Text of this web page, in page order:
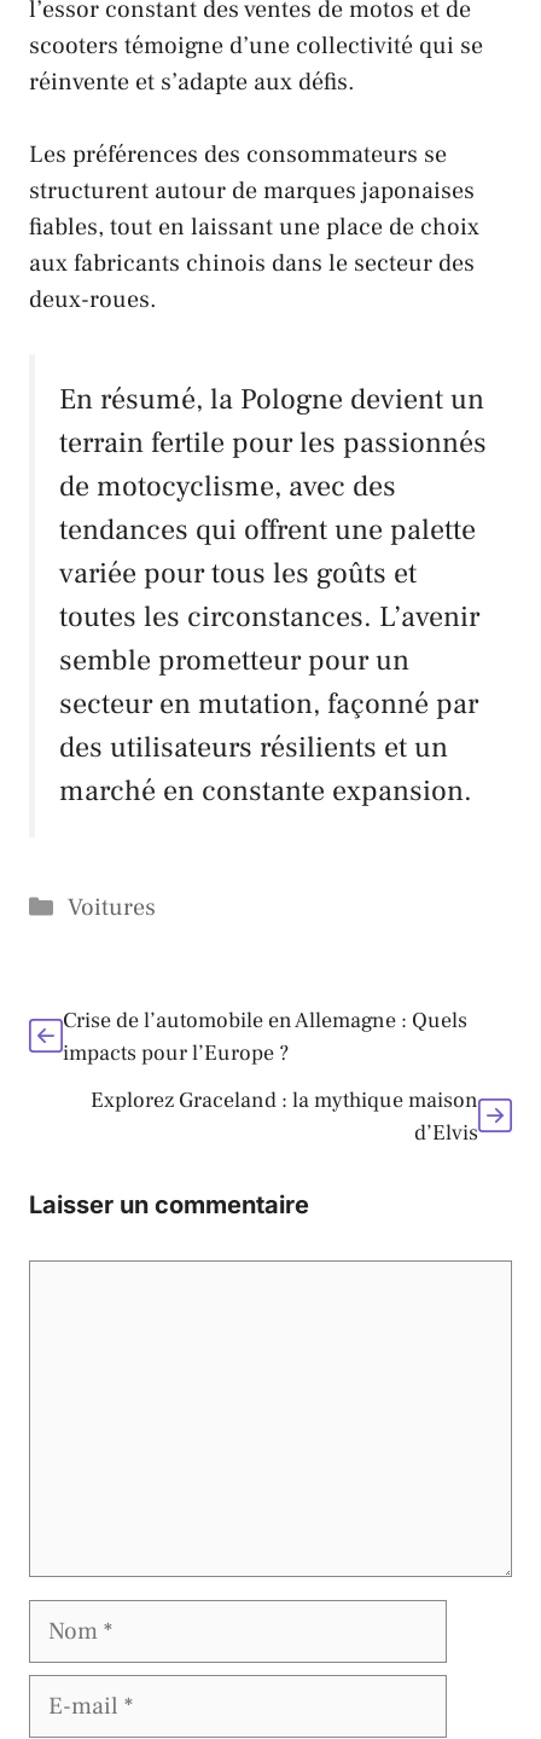
l’essor constant des ventes de motos et de
scooters témoigne d’une collectivité qui se
réinvente et s’adapte aux défis.
Les préférences des consommateurs se
structurent autour de marques japonaises
fiables, tout en laissant une place de choix
aux fabricants chinois dans le secteur des
deux-roues.
En résumé, la Pologne devient un
terrain fertile pour les passionnés
de motocyclisme, avec des
tendances qui offrent une palette
variée pour tous les goûts et
toutes les circonstances. L’avenir
semble prometteur pour un
secteur en mutation, façonné par
des utilisateurs résilients et un
marché en constante expansion.
Catégories
Voitures
Crise de l’automobile en Allemagne : Quels
impacts pour l’Europe ?
Explorez Graceland : la mythique maison
d’Elvis
Laisser un commentaire
Nom
E-